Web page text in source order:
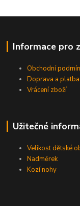
Informace pro
Obchodní
Doprava a platba
Vrácení zboží
Užitečné
Velikost dětské
Nadměrek
Kozí nohy